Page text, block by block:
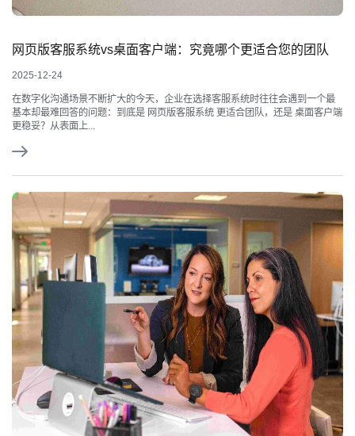
网页版客服系统vs桌面客户端：究竟哪个更适合您的团队
2025-12-24
在数字化沟通场景不断扩大的今天，企业在选择客服系统时往往会遇到一个最
基本却最难回答的问题：到底是 网页版客服系统 更适合团队，还是 桌面客户端
更稳妥？从表面上...